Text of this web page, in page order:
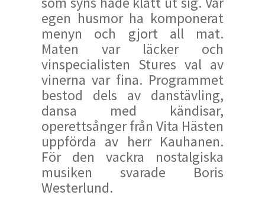
egen husmor ha komponerat
menyn och gjort all mat.
Maten var läcker och
vinspecialisten Stures val av
vinerna var fina. Programmet
bestod dels av danstävling,
dansa med kändisar,
operettsånger från Vita Hästen
uppförda av herr Kauhanen.
För den vackra nostalgiska
musiken svarade Boris
Westerlund.